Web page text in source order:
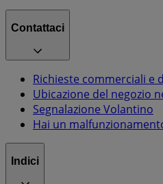
Contattaci
Richieste commerciali e
Ubicazione del negozio
Segnalazione Volantino
Hai un
Indici